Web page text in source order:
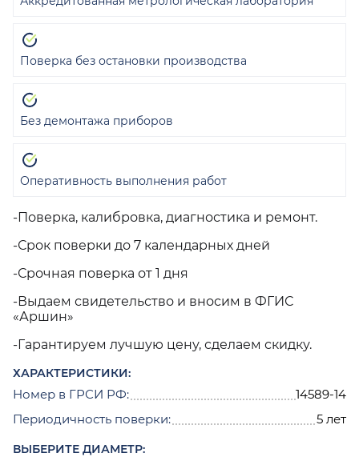
-Поверка, калибровка, диагностика и ремонт.
-Срок поверки до 7 календарных дней
-Срочная поверка от 1 дня
-Выдаем свидетельство и вносим в ФГИС
«Аршин»
-Гарантируем лучшую цену, сделаем скидку.
ХАРАКТЕРИСТИКИ:
Номер в ГРСИ РФ:
14589-14
Периодичность поверки:
5 лет
ВЫБЕРИТЕ ДИАМЕТР:
Поверка без остановки производства
Без демонтажа приборов
Оперативность выполнения работ